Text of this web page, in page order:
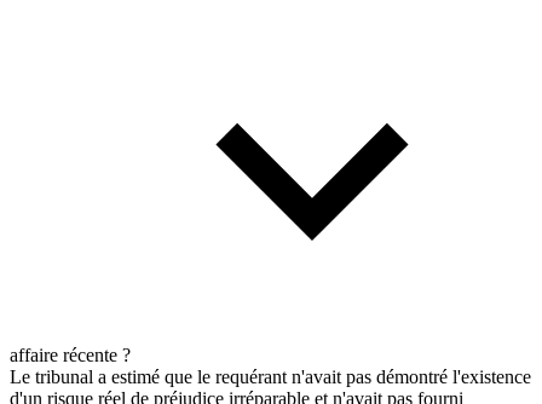
affaire récente ?
Le tribunal a estimé que le requérant n'avait pas démontré l'existence
d'un risque réel de préjudice irréparable et n'avait pas fourni